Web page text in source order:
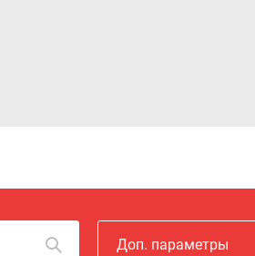
Доп. параметры